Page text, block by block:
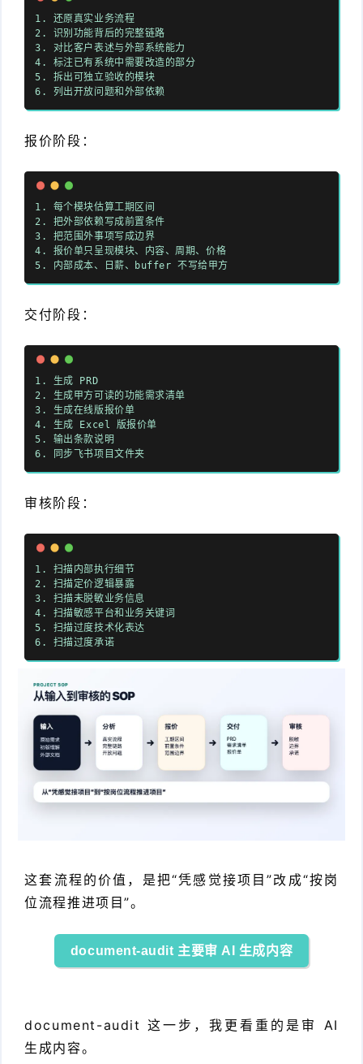
1. 还原真实业务流程
2. 识别功能背后的完整链路
3. 对比客户表述与外部系统能力
4. 标注已有系统中需要改造的部分
5. 拆出可独立验收的模块
6. 列出开放问题和外部依赖
报价阶段：
1. 每个模块估算工期区间
2. 把外部依赖写成前置条件
3. 把范围外事项写成边界
4. 报价单只呈现模块、内容、周期、价格
5. 内部成本、日薪、buffer 不写给甲方
交付阶段：
1. 生成 PRD
2. 生成甲方可读的功能需求清单
3. 生成在线版报价单
4. 生成 Excel 版报价单
5. 输出条款说明
6. 同步飞书项目文件夹
审核阶段：
1. 扫描内部执行细节
2. 扫描定价逻辑暴露
3. 扫描未脱敏业务信息
4. 扫描敏感平台和业务关键词
5. 扫描过度技术化表达
6. 扫描过度承诺
这套流程的价值，是把“凭感觉接项目”改成“按岗
位流程推进项目”。
document-audit 主要审 AI 生成内容
document-audit 这一步，我更看重的是审 AI
生成内容。